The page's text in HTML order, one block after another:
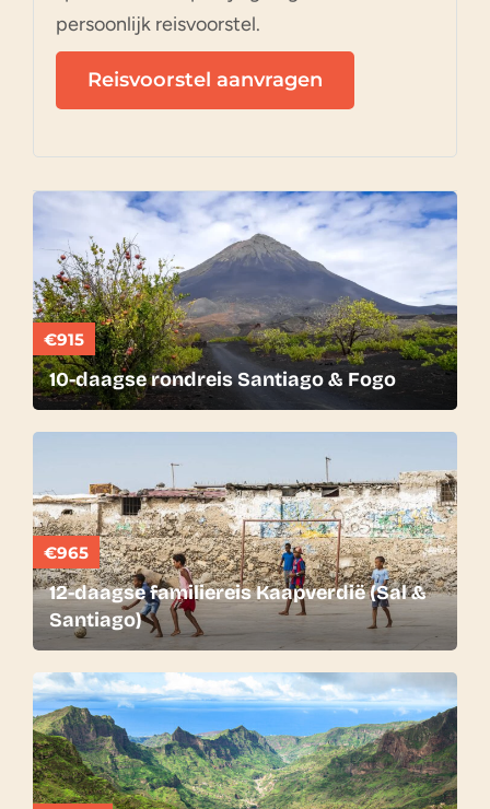
persoonlijk reisvoorstel.
Reisvoorstel aanvragen
€915
10-daagse rondreis Santiago & Fogo
€965
12-daagse familiereis Kaapverdië (Sal &
Santiago)